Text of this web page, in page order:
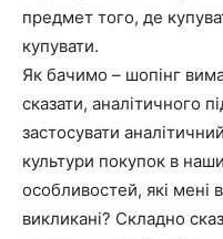
предмет того, де
купувати.
Як бачимо – шопінг
сказати, аналітичного
застосувати
культури покупок в
особливостей, які мені
викликані? Складно